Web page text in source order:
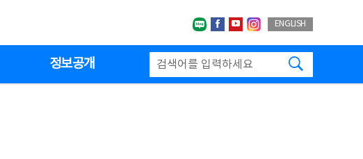
네이버블로그
페이스북
유투브인스타그랩
ENGLISH
정보공개